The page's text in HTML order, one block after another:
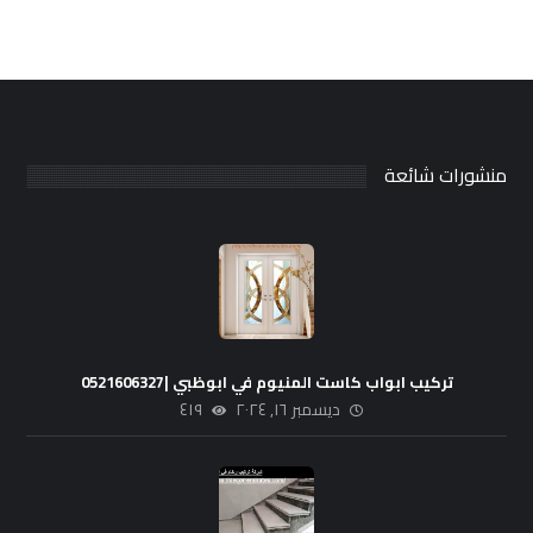
منشورات شائعة
تركيب ابواب كاست المنيوم في ابوظبي |0521606327
ديسمبر ١٦, ٢٠٢٤ ٤١٩